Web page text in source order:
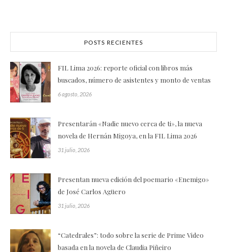
POSTS RECIENTES
FIL Lima 2026: reporte oficial con libros más
buscados, número de asistentes y monto de ventas
6 agosto, 2026
Presentarán «Nadie nuevo cerca de ti», la nueva
novela de Hernán Migoya, en la FIL Lima 2026
31 julio, 2026
Presentan nueva edición del poemario «Enemigo»
de José Carlos Agüero
31 julio, 2026
“Catedrales”: todo sobre la serie de Prime Video
basada en la novela de Claudia Piñeiro